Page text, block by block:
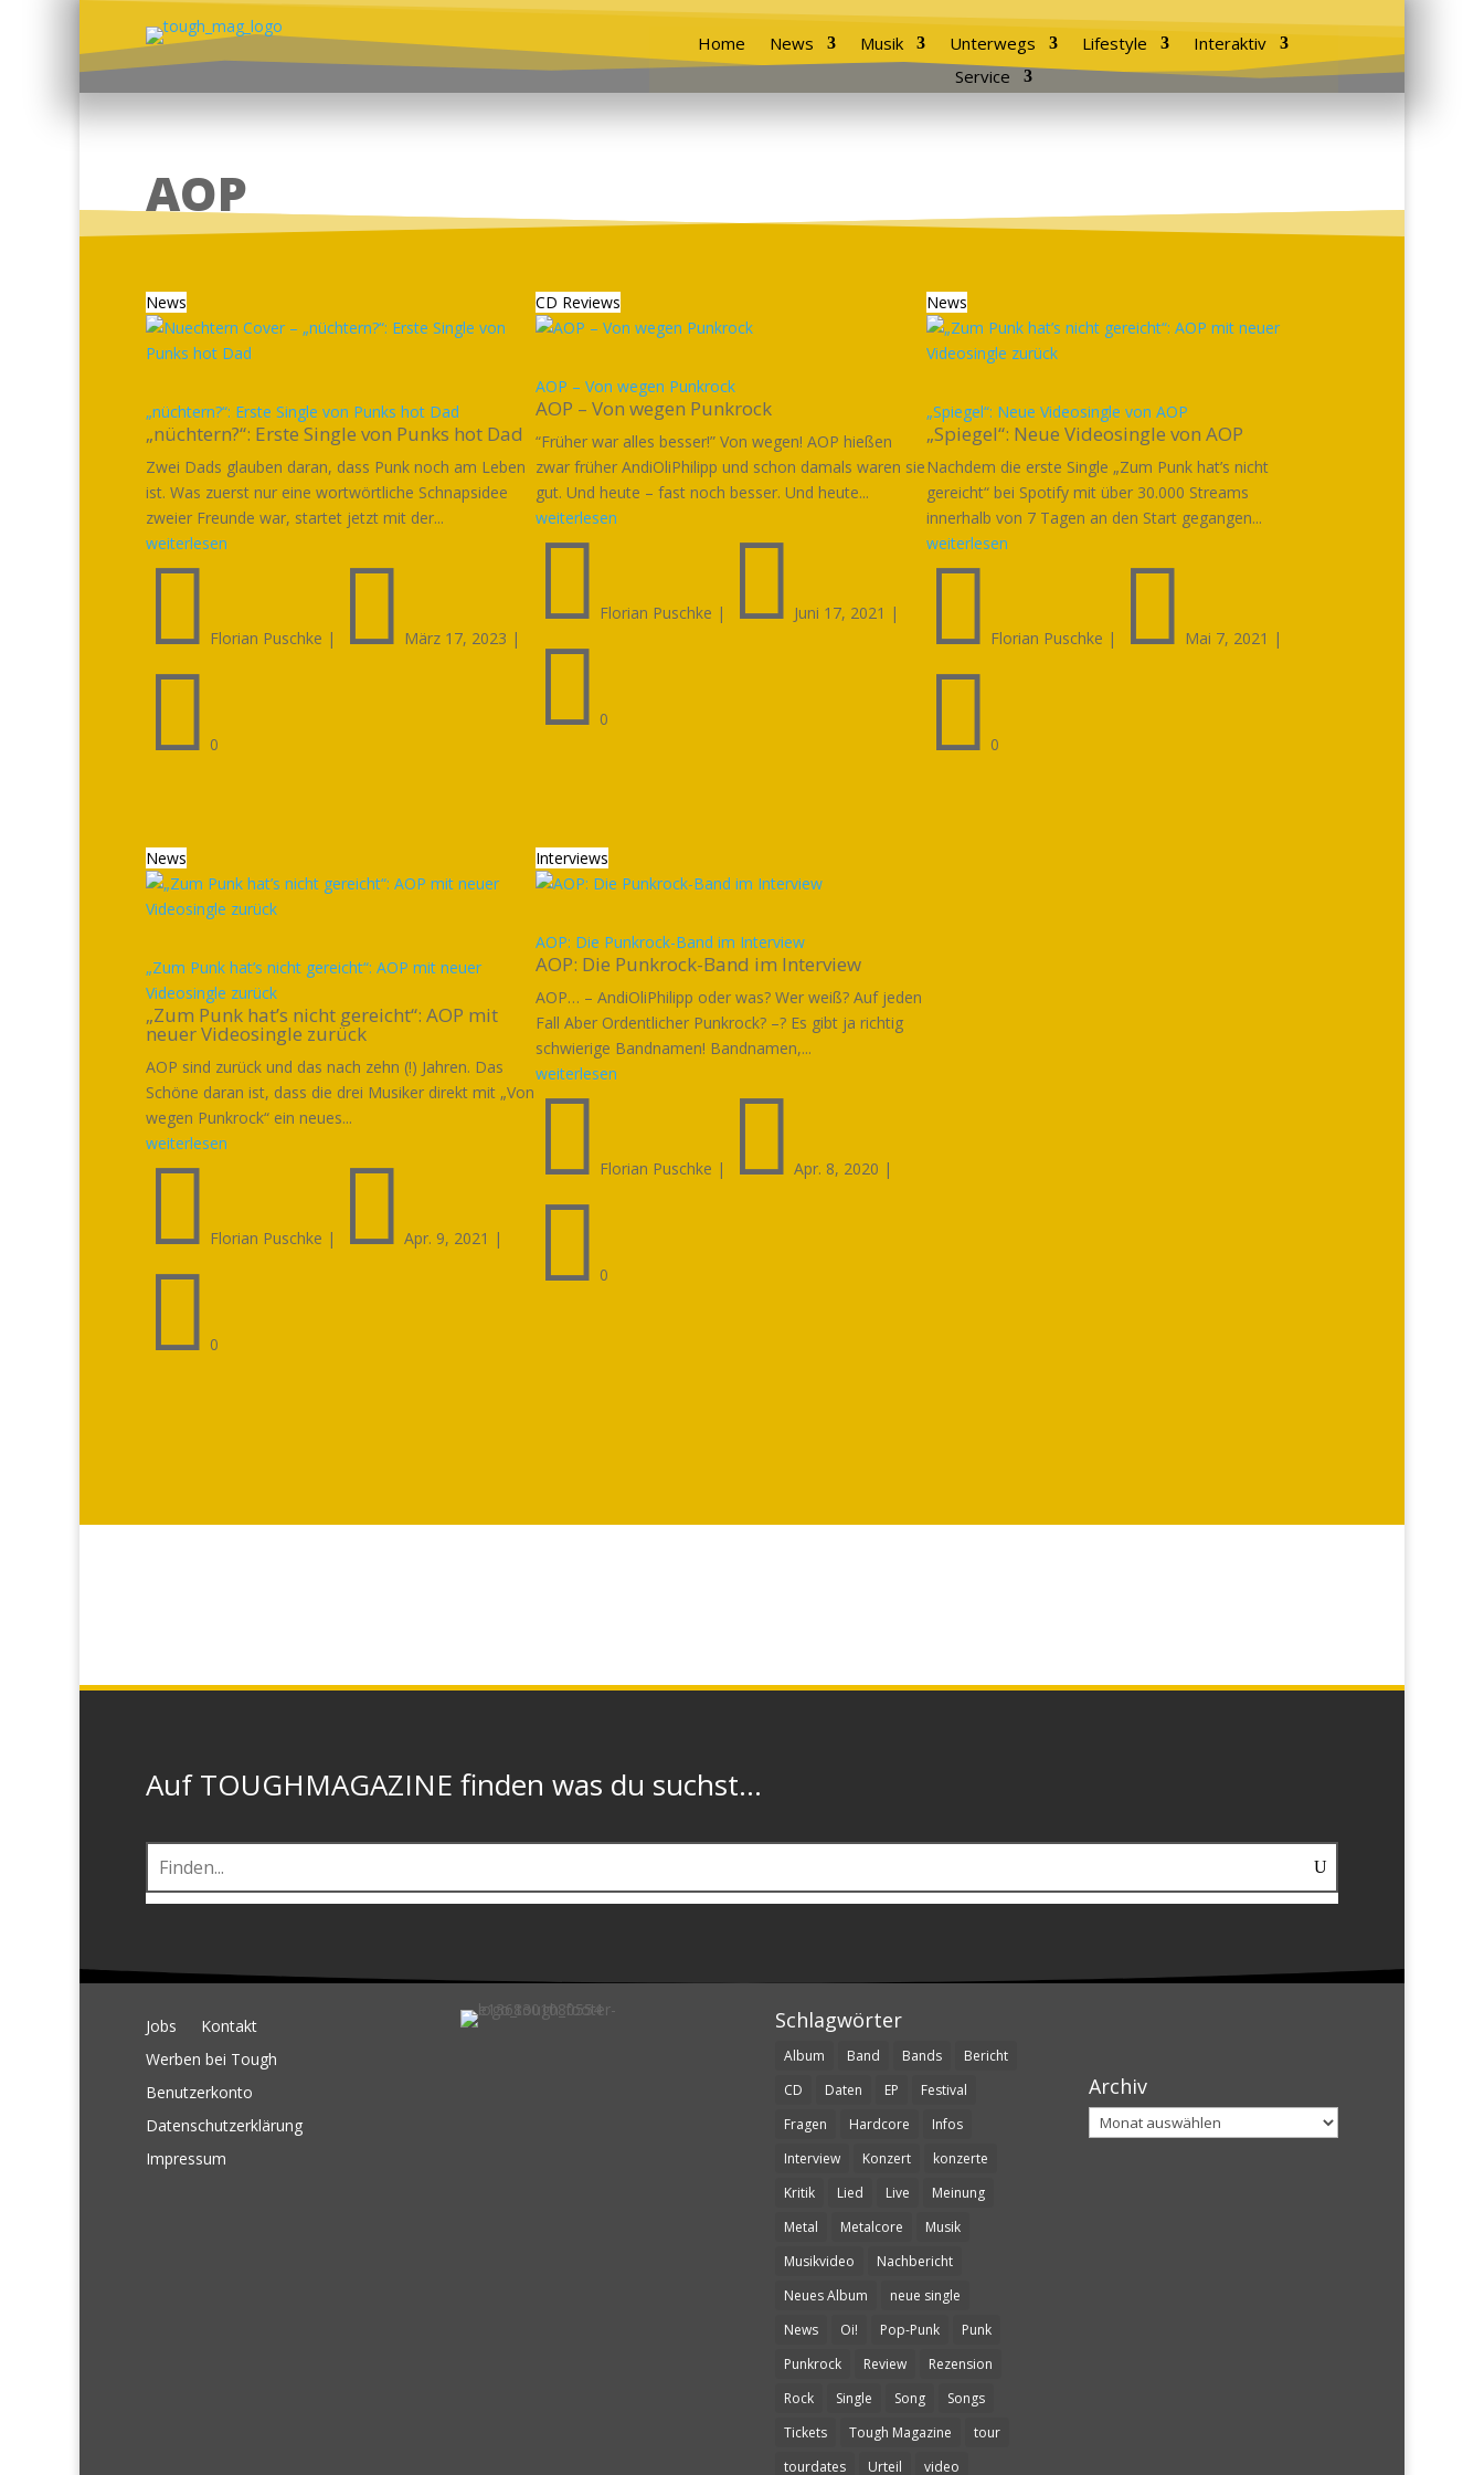
Home News Musik Unterwegs Lifestyle
Interaktiv
Service
AOP
News
„nüchtern?“: Erste Single von Punks hot Dad
„nüchtern?“: Erste Single von Punks hot Dad
Zwei Dads glauben daran, dass Punk noch am Leben
ist. Was zuerst nur eine wortwörtliche Schnapsidee
zweier Freunde war, startet jetzt mit der...
weiterlesen
 Florian Puschke |  März 17, 2023 |
 0
CD Reviews
AOP – Von wegen Punkrock
AOP – Von wegen Punkrock
“Früher war alles besser!” Von wegen! AOP hießen
zwar früher AndiOliPhilipp und schon damals waren sie
gut. Und heute – fast noch besser. Und heute...
weiterlesen
 Florian Puschke |  Juni 17, 2021 |
 0
News
„Spiegel“: Neue Videosingle von AOP
„Spiegel“: Neue Videosingle von AOP
Nachdem die erste Single „Zum Punk hat’s nicht
gereicht“ bei Spotify mit über 30.000 Streams
innerhalb von 7 Tagen an den Start gegangen...
weiterlesen
 Florian Puschke |  Mai 7, 2021 |
 0
News
„Zum Punk hat’s nicht gereicht“: AOP mit neuer
Videosingle zurück
„Zum Punk hat’s nicht gereicht“: AOP mit
neuer Videosingle zurück
AOP sind zurück und das nach zehn (!) Jahren. Das
Schöne daran ist, dass die drei Musiker direkt mit „Von
wegen Punkrock“ ein neues...
weiterlesen
 Florian Puschke |  Apr. 9, 2021 |
 0
Interviews
AOP: Die Punkrock-Band im Interview
AOP: Die Punkrock-Band im Interview
AOP… – AndiOliPhilipp oder was? Wer weiß? Auf jeden
Fall Aber Ordentlicher Punkrock? –? Es gibt ja richtig
schwierige Bandnamen! Bandnamen,...
weiterlesen
 Florian Puschke | Apr. 8, 2020 |
 0
Auf TOUGHMAGAZINE finden was du suchst...
Jobs
Kontakt
Werben bei Tough
Benutzerkonto
Datenschutzerklärung
Impressum
Schlagwörter
Album Band Bands
Bericht
CD
Daten EP
Festival
Fragen
Hardcore
Infos
Interview
Konzert
konzerte
Kritik
Lied Live
Meinung
Metal
Metalcore
Musik
Musikvideo
Nachbericht
Neues Album
neue single
News
Oi! Pop-Punk
Punk
Punkrock
Review
Rezension
Rock
Single Song
Songs
Tickets
Tough Magazine
tour
tourdates
Urteil video
Archiv
Archiv